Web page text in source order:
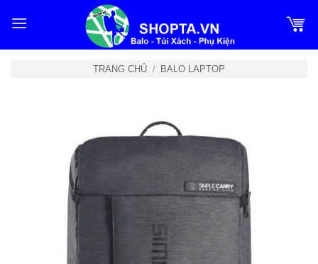
qua
TRANG CHỦ / BALO LAPTOP